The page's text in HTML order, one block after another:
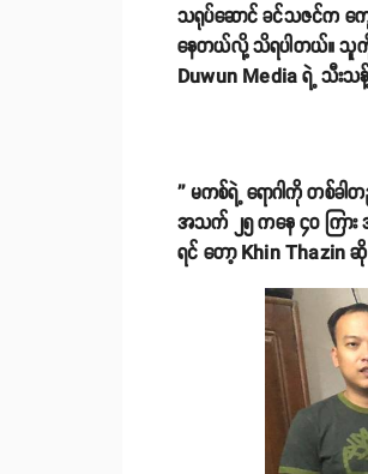
သရုပ်ဆောင် ခင်သဇင်က က
နေတယ်လို့ သိရပါတယ်။ သူ
Duwun Media ရဲ့ သီးသ
'' မကစ်ရဲ့ ရောဂါကို တစ်ခ
အသက် ၂၅ ကနေ ၄၀ ကြား အ
ရင် တော့ Khin